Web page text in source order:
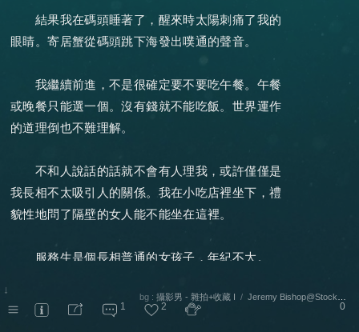
結果我在碼頭睡著了，醒來時太陽刺痛了我的
眼睛。寄居蟹從碼頭跳下海發出噗通的聲音。
我繼續前進，不是很確定要不要吃午餐。午餐
或晚餐只能選一個。沒有錢就不能吃飯。世界運作
的道理倒也不難理解。
不和人說話的話就不會有人理我，或許僅僅是
我長相不太吸引人的關係。我在小吃店裡坐下，禮
貌性地問了隔壁的女人能不能坐在這裡。
服務生是個長相普通的女孩子，年紀不大。
｢蝦仁羹。｣她小聲地說，一邊替我上菜。
bg :攝影男 - 雜拍+收藏 I /Jeremy Bishop@Stocksnap
↓
1 2 0